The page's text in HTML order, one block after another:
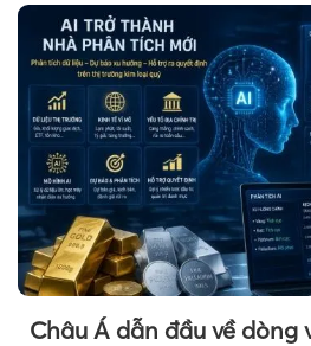
Châu Á dẫn đầu về dòng